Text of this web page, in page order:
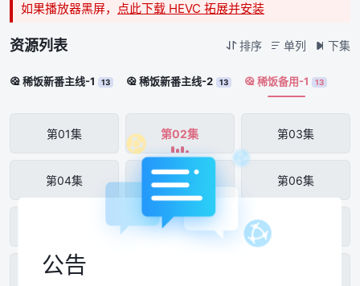
如果播放器黑屏， 点此下载 HEVC 拓展并安装
资源列表  排序  单列  下集
 稀饭新番主线-1 13  稀饭新番主线-2 13  稀饭备用-1 13
第01集 第02集 第03集
第04集 第05集 第06集
第08集
第10集
公告